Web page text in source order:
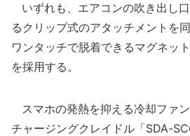
いずれも、エアコンの吹き出し
るクリップ式のアタッチメントを
ワンタッチで脱着できるマグネッ
を採用する。
スマホの発熱を抑える冷却ファ
チャージングクレイドル「SDA-